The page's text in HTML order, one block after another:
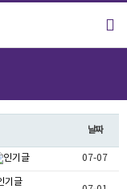
날짜
07-07